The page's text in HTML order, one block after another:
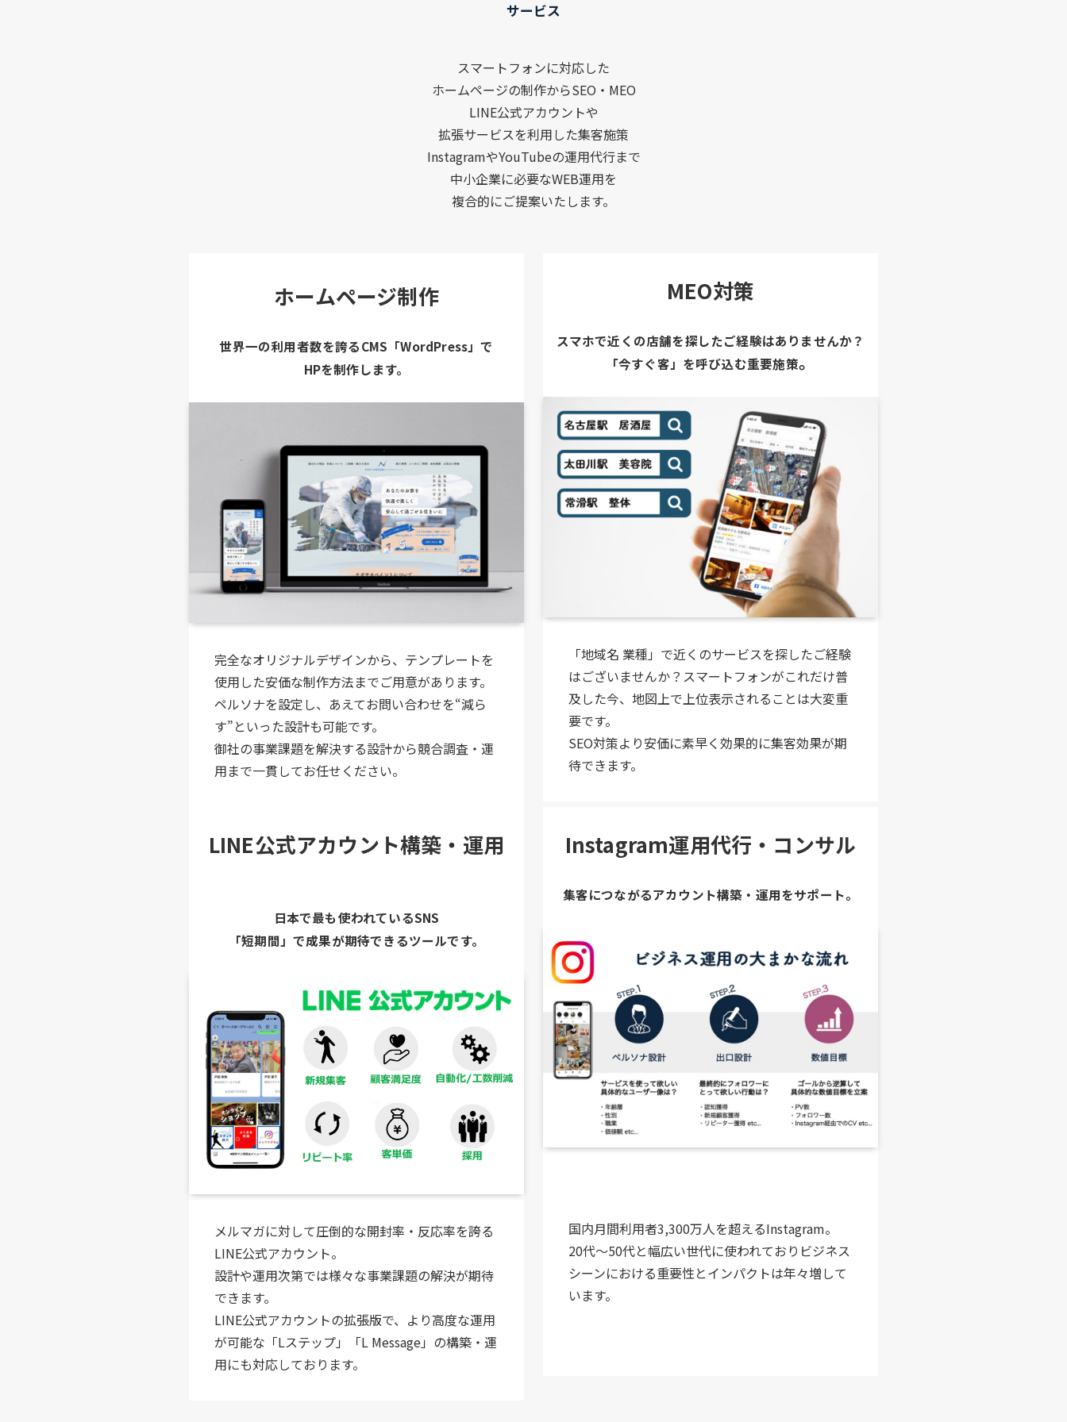
サービス
スマートフォンに対応した
ホームページの制作からSEO・MEO
LINE公式アカウントや
拡張サービスを利用した集客施策
InstagramやYouTubeの運用代行まで
中小企業に必要なWEB運用を
複合的にご提案いたします。
ホームページ制作
世界一の利用者数を誇るCMS「WordPress」で
HPを制作します。
完全なオリジナルデザインから、テンプレートを
使用した安価な制作方法までご用意があります。
ペルソナを設定し、あえてお問い合わせを“減ら
す”といった設計も可能です。
御社の事業課題を解決する設計から競合調査・運
用まで一貫してお任せください。
MEO対策
スマホで近くの店舗を探したご経験はありませんか？
「今すぐ客」 を呼び込む重要施策。
「地域名 業種」で近くのサービスを探したご経験
はございませんか？スマートフォンがこれだけ普
及した今、地図上で上位表示されることは大変重
要です。
SEO対策より安価に素早く効果的に集客効果が期
待できます。
LINE公式アカウント構築・運用
日本で最も使われているSNS
「短期間」で成果が期待できるツールです。
メルマガに対して圧倒的な開封率・反応率を誇る
LINE公式アカウント。
設計や運用次第では様々な事業課題の解決が期待
できます。
LINE公式アカウントの拡張版で、より高度な運用
が可能な「Lステップ」「L Message」の構築・運
用にも対応しております。
Instagram運用代行・コンサル
集客につながるアカウント構築・運用をサポート。
国内月間利用者3,300万人を超えるInstagram。
20代〜50代と幅広い世代に使われておりビジネス
シーンにおける重要性とインパクトは年々増して
います。